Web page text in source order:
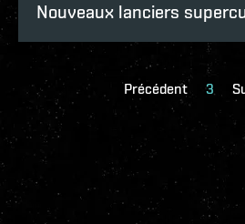
Nouveaux lanciers
Précédent 3